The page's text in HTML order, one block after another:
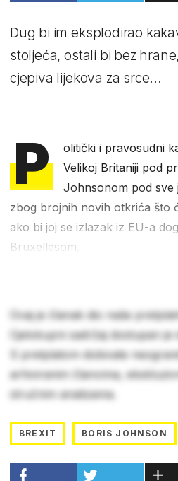
Dug bi im eksplodirao
stoljeća, ostali bi bez
cjepiva lijekova za srce...
P
olitički i pravosudni
Velikoj Britaniji pod
Johnsonom pod sve
zbog brojnih novih otkrića što
ako bi joj se izlazak iz EU-a
Bruxellesom.
Ovaj je članak dio naše
Cjelokupni sadržaj dostupan
S pretplatom dobivate
arhiviranim člancima,
stručnim analizama.
BREXIT BORIS JOHNSON